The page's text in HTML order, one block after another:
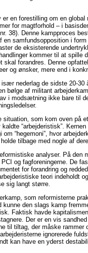
er en forestilling om en
for magtforhold – i
, nr. 38). Denne kampproces
samfundsopposition i
de eksisterende
kommer til at spille
skal forandres. Denne
og ønsker, mere end i
nederlag de sidste 20-30
bølge af militant
i modsætning ikke bare til
situation, som kom oven på
“arbejderistisk”.
“hegemoni”, hvor
tilbage med nogle af
analyser. På den
og fagforeningerne. De
for forandring og
teori indeholdt
sig langt større.
som reformisterne
den slags kamp
Faktisk havde
Der er en vis
til tiltag, der måske rammer
ignorerede
kan have en yderst